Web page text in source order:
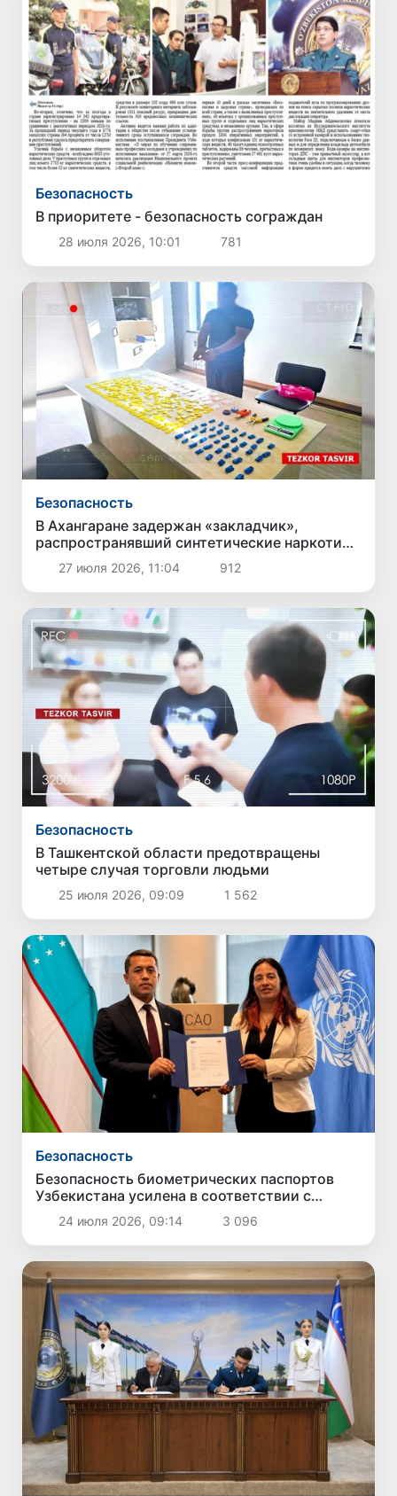
Безопасность
В приоритете - безопасность сограждан
28 июля 2026, 10:01 781
Безопасность
В Ахангаране задержан «закладчик»,
распространявший синтетические наркотики
через 300 тайников
27 июля 2026, 11:04 912
Безопасность
В Ташкентской области предотвращены
четыре случая торговли людьми
25 июля 2026, 09:09 1 562
Безопасность
Безопасность биометрических паспортов
Узбекистана усилена в соответствии с
международными стандартами ICAO
24 июля 2026, 09:14 3 096